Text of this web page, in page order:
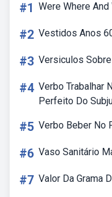
#1 Were Where And
#2 Vestidos Anos
#3 Versiculos
#4 Verbo Trabalhar
Perfeito Do
#5 Verbo Beber No
#6 Vaso Sanitário
#7 Valor Da Grama